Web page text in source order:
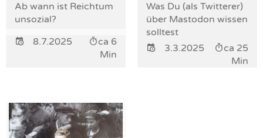
Ab wann ist Reichtum
unsozial?
8.7.2025
ca 6
Min
Was Du (als Twitterer)
über Mastodon wissen
solltest
3.3.2025
ca 25
Min